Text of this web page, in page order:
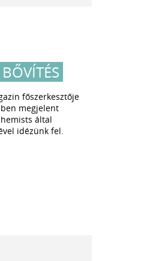
főszerkesztője
megjelent
által
idézünk fel.